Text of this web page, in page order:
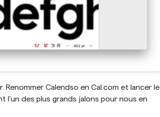
Calendso en Cal.com et lancer le
l'un des plus grands jalons pour nous en